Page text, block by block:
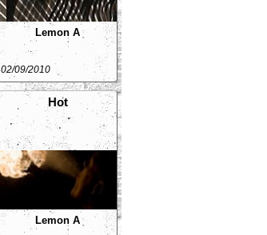
Lemon A
02/09/2010
Hot
Lemon A